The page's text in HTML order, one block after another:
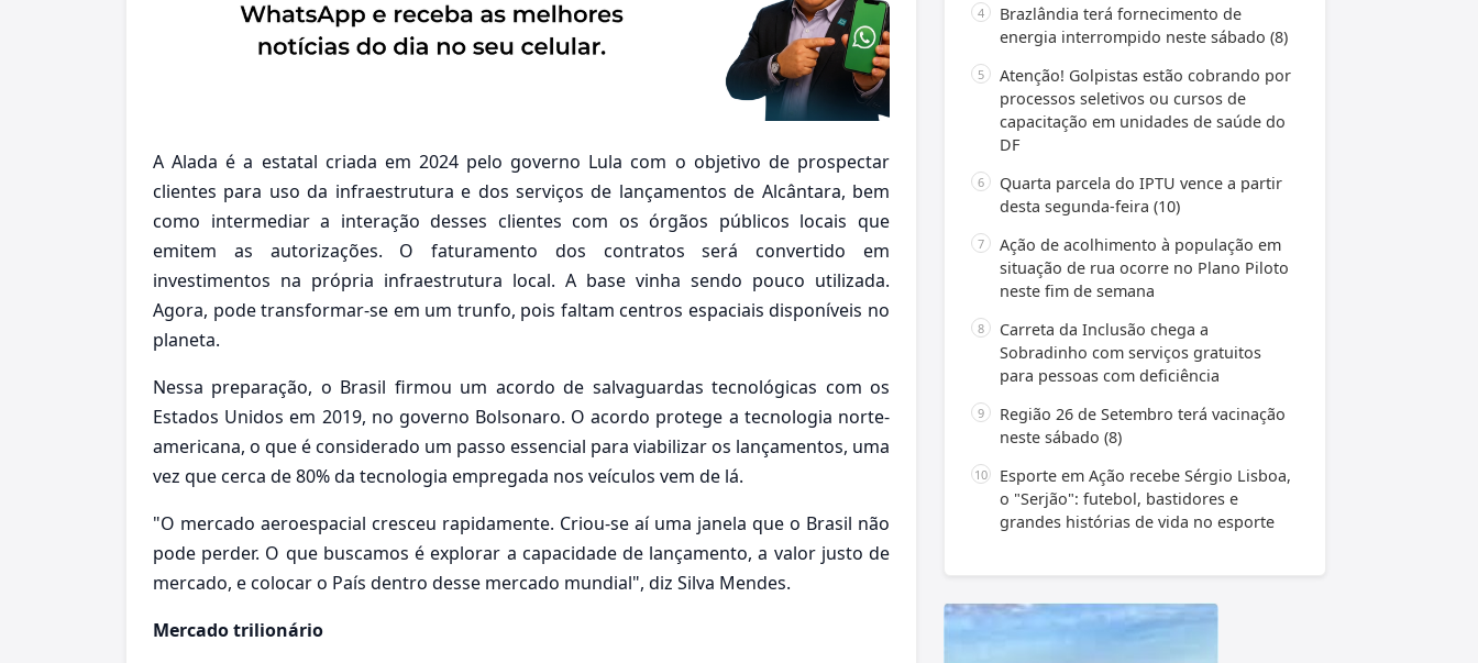
A Alada é a estatal criada em 2024 pelo governo Lula com o objetivo de prospectar
clientes para uso da infraestrutura e dos serviços de lançamentos de Alcântara, bem
como intermediar a interação desses clientes com os órgãos públicos locais que
emitem as autorizações. O faturamento dos contratos será convertido em
investimentos na própria infraestrutura local. A base vinha sendo pouco utilizada.
Agora, pode transformar-se em um trunfo, pois faltam centros espaciais disponíveis no
planeta.
Nessa preparação, o Brasil firmou um acordo de salvaguardas tecnológicas com os
Estados Unidos em 2019, no governo Bolsonaro. O acordo protege a tecnologia norte-
americana, o que é considerado um passo essencial para viabilizar os lançamentos, uma
vez que cerca de 80% da tecnologia empregada nos veículos vem de lá.
"O mercado aeroespacial cresceu rapidamente. Criou-se aí uma janela que o Brasil não
pode perder. O que buscamos é explorar a capacidade de lançamento, a valor justo de
mercado, e colocar o País dentro desse mercado mundial", diz Silva Mendes.
Mercado trilionário
Brazlândia terá fornecimento de
energia interrompido neste sábado (8)
Atenção! Golpistas estão cobrando por
processos seletivos ou cursos de
capacitação em unidades de saúde do
DF
Quarta parcela do IPTU vence a partir
desta segunda-feira (10)
Ação de acolhimento à população em
situação de rua ocorre no Plano Piloto
neste fim de semana
Carreta da Inclusão chega a
Sobradinho com serviços gratuitos
para pessoas com deficiência
Região 26 de Setembro terá vacinação
neste sábado (8)
Esporte em Ação recebe Sérgio Lisboa,
o "Serjão": futebol, bastidores e
grandes histórias de vida no esporte